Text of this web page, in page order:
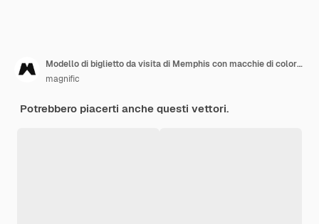
Modello di biglietto da visita di Memphis con macchie di colore pastello
magnific
Potrebbero piacerti anche questi vettori.